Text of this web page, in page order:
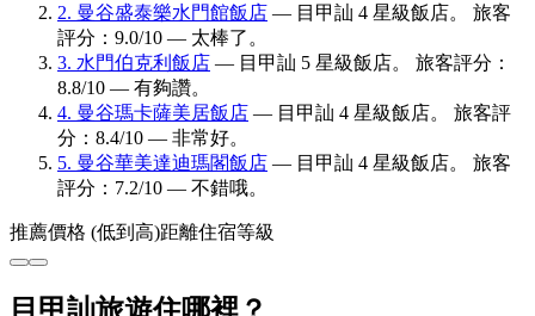
2. 曼谷盛泰樂水門館飯店 — 目甲訕 4 星級飯店。 旅客
評分：9.0/10 — 太棒了。
3. 水門伯克利飯店 — 目甲訕 5 星級飯店。 旅客評分：
8.8/10 — 有夠讚。
4. 曼谷瑪卡薩美居飯店 — 目甲訕 4 星級飯店。 旅客評
分：8.4/10 — 非常好。
5. 曼谷華美達迪瑪閣飯店 — 目甲訕 4 星級飯店。 旅客
評分：7.2/10 — 不錯哦。
推薦價格 (低到高)距離住宿等級
目甲訕旅遊住哪裡？